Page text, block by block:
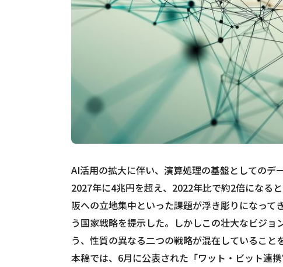
AI活用の拡大に伴い、演算処理の基盤としてのデ
2027年に4兆円を超え、2022年比で約2倍になる
阪への立地集中といった課題が浮き彫りになっ
う国家戦略を提示した。しかしこの壮大なビジ
う、性質の異なる二つの戦略が混在していること
本稿では、6月に公表された「ワット・ビット連